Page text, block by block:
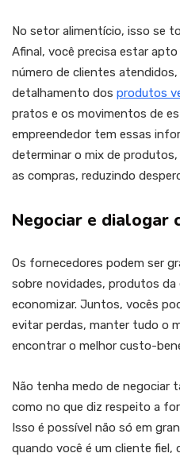
No setor alimentício, isso se
Afinal, você precisa estar
número de clientes
detalhamento dos produtos
pratos e os movimentos de
empreendedor tem essas
determinar o mix de
as compras, reduzindo
Negociar e dialogar
Os fornecedores podem ser
sobre novidades, produtos
economizar. Juntos, vocês
evitar perdas, manter tudo o
encontrar o melhor custo-
Não tenha medo de negociar
como no que diz respeito a
Isso é possível não só em
quando você é um cliente fiel,